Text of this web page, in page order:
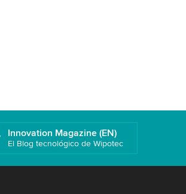
Innovation Magazine (EN)
El Blog tecnológico de Wipotec